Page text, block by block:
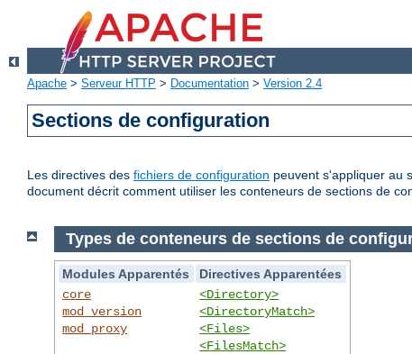
Apache > Serveur HTTP > Documentation > Version 2.4
Sections de configuration
Les directives des fichiers de configuration peuvent s'appliquer au
document décrit comment utiliser les conteneurs de sections de
Types de conteneurs de sections de
Modules Apparentés
Directives Apparentées
core
mod_version
mod_proxy
<Directory>
<DirectoryMatch>
<Files>
<FilesMatch>